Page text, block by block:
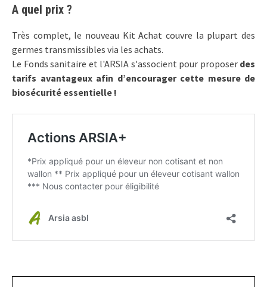
A quel prix ?
Très complet, le nouveau Kit Achat couvre la plupart des
germes transmissibles via les achats.
Le Fonds sanitaire et l'ARSIA s'associent pour proposer des
tarifs avantageux afin d’encourager cette mesure de
biosécurité essentielle !